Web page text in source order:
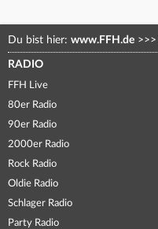
Du bist hier: www.FFH.de >>>
RADIO
FFH Live
80er Radio
90er Radio
2000er Radio
Rock Radio
Oldie Radio
Schlager Radio
Party Radio